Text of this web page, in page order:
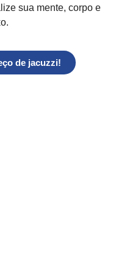
sua mente, corpo e
de jacuzzi!